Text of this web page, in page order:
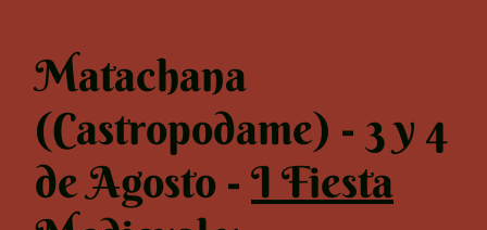
Matachana
(Castropodame) - 3 y 4
de Agosto - I Fiesta